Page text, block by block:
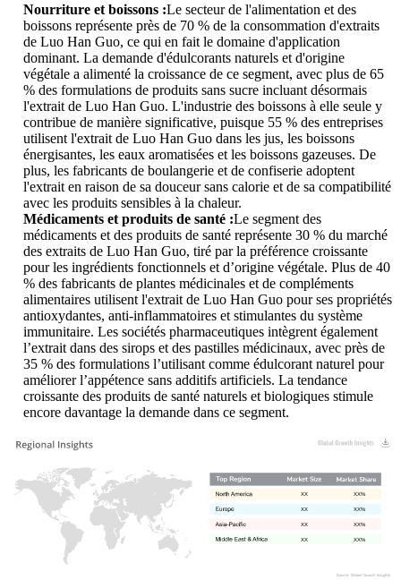
Nourriture et boissons :Le secteur de l'alimentation et des
boissons représente près de 70 % de la consommation d'extraits
de Luo Han Guo, ce qui en fait le domaine d'application
dominant. La demande d'édulcorants naturels et d'origine
végétale a alimenté la croissance de ce segment, avec plus de 65
% des formulations de produits sans sucre incluant désormais
l'extrait de Luo Han Guo. L'industrie des boissons à elle seule y
contribue de manière significative, puisque 55 % des entreprises
utilisent l'extrait de Luo Han Guo dans les jus, les boissons
énergisantes, les eaux aromatisées et les boissons gazeuses. De
plus, les fabricants de boulangerie et de confiserie adoptent
l'extrait en raison de sa douceur sans calorie et de sa compatibilité
avec les produits sensibles à la chaleur.
Médicaments et produits de santé :Le segment des
médicaments et des produits de santé représente 30 % du marché
des extraits de Luo Han Guo, tiré par la préférence croissante
pour les ingrédients fonctionnels et d’origine végétale. Plus de 40
% des fabricants de plantes médicinales et de compléments
alimentaires utilisent l'extrait de Luo Han Guo pour ses propriétés
antioxydantes, anti-inflammatoires et stimulantes du système
immunitaire. Les sociétés pharmaceutiques intègrent également
l’extrait dans des sirops et des pastilles médicinaux, avec près de
35 % des formulations l’utilisant comme édulcorant naturel pour
améliorer l’appétence sans additifs artificiels. La tendance
croissante des produits de santé naturels et biologiques stimule
encore davantage la demande dans ce segment.
XX%
XX
XX%
XX
XX%
XX
XX%
XX